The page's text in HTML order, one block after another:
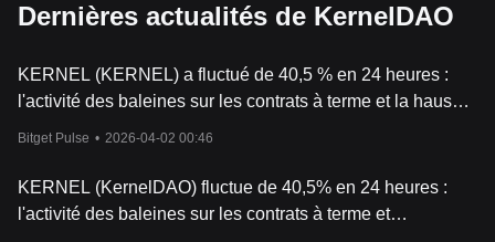
Dernières actualités de KernelDAO
KERNEL (KERNEL) a fluctué de 40,5 % en 24 heures :
l'activité des baleines sur les contrats à terme et la hausse
Bitget Pulse • 2026-04-02 00:46
KERNEL (KernelDAO) fluctue de 40,5% en 24 heures :
l'activité des baleines sur les contrats à terme et